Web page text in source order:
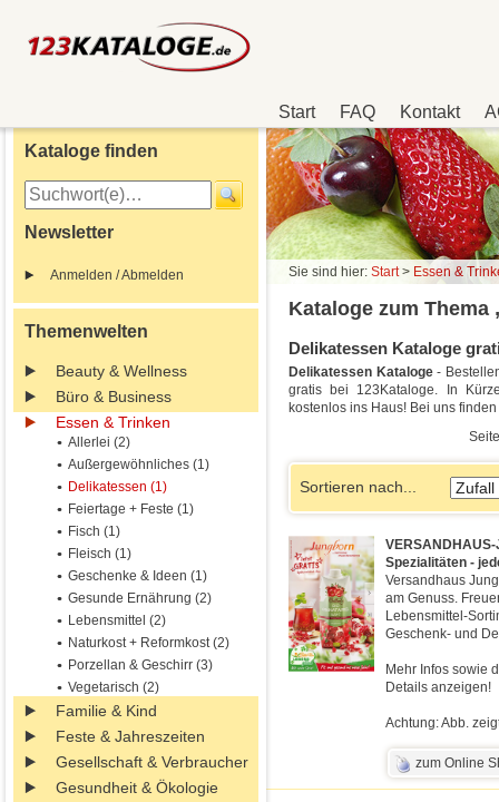
Start FAQ Kontakt
Kataloge finden
Newsletter
Anmelden / Abmelden
Themenwelten
Beauty & Wellness
Büro & Business
Essen & Trinken
Allerlei (2)
Außergewöhnliches (1)
Delikatessen (1)
Feiertage + Feste (1)
Fisch (1)
Fleisch (1)
Geschenke & Ideen (1)
Gesunde Ernährung (2)
Lebensmittel (2)
Naturkost + Reformkost (2)
Porzellan & Geschirr (3)
Vegetarisch (2)
Familie & Kind
Feste & Jahreszeiten
Gesellschaft & Verbraucher
Gesundheit & Ökologie
Sie sind hier: Start> Essen &
Kataloge zum Thema
Delikatessen Kataloge
Delikatessen Kataloge-
gratis bei 123Kataloge. In
kostenlos ins Haus! Bei uns
Sortieren nach...
Spezialitäten -
Versandhaus
am Genuss.
Lebensmittel-
Geschenk- und
Mehr Infos sowie
Details anzeigen!
Achtung: Abb.
zum Online